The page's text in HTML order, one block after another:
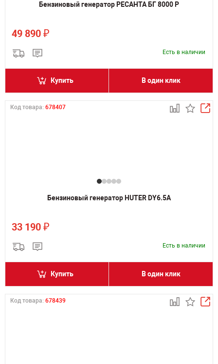
Бензиновый генератор РЕСАНТА БГ 8000 Р
49 890 ₽
Есть в наличии
Купить В один клик
Код товара: 678407
Бензиновый генератор HUTER DY6.5A
33 190 ₽
Есть в наличии
Купить В один клик
Код товара: 678439